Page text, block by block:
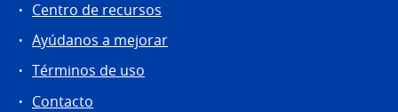
Centro de recursos
Ayúdanos a mejorar
Términos de uso
Contacto